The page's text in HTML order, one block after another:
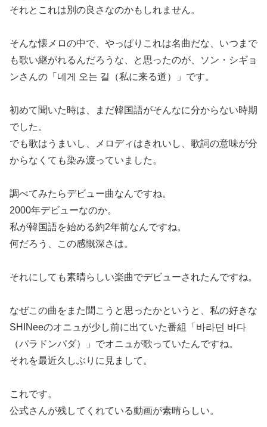
それとこれは別の良さなのかもしれません。
そんな懐メロの中で、やっぱりこれは名曲だな、いつまで
も歌い継がれるんだろうな、と思ったのが、ソン・シギョ
ンさんの「네게 오는 길（私に来る道）」です。
初めて聞いた時は、まだ韓国語がそんなに分からない時期
でした。
でも歌はうまいし、メロディはきれいし、歌詞の意味が分
からなくても染み渡っていました。
調べてみたらデビュー曲なんですね。
2000年デビューなのか。
私が韓国語を始める約2年前なんですね。
何だろう、この感慨深さは。
それにしても素晴らしい楽曲でデビューされたんですね。
なぜこの曲をまた聞こうと思ったかというと、私の好きな
SHINeeのオニュが少し前に出ていた番組「바라던 바다
（パラドンパダ）」でオニュが歌っていたんですね。
それを最近久しぶりに見まして。
これです。
公式さんが残してくれている動画が素晴らしい。